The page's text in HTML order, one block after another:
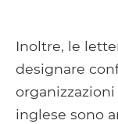
Inoltre, le
designare
inglese sono